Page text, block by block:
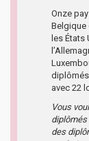
Onze
Belgique
les États
avec 22
Vous
diplômés
des